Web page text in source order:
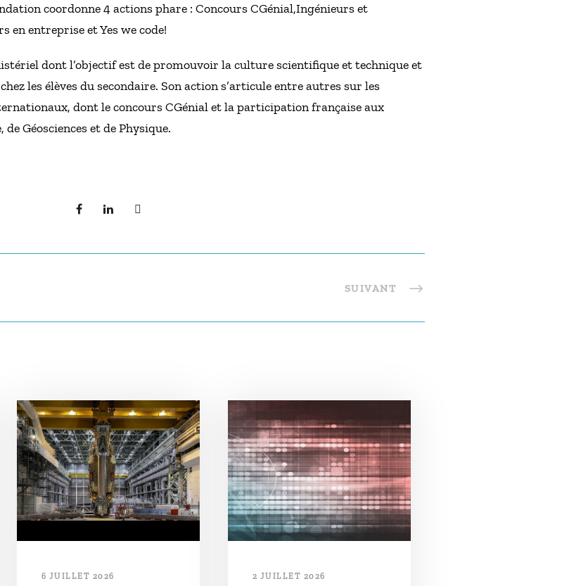
coordonne 4 actions phare : Concours CGénial,Ingénieurs et
en entreprise et Yes we code!
dont l’objectif est de promouvoir la culture scientifique et technique et
les élèves du secondaire. Son action s’articule entre autres sur les
dont le concours CGénial et la participation française aux
Géosciences et de Physique.
SUIVANT
6 JUILLET 2026 2 JUILLET 2026